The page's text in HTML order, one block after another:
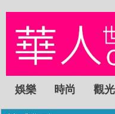
娛樂 時尚 觀光